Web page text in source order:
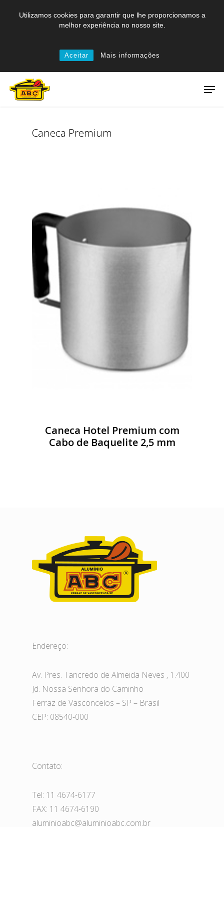
Utilizamos cookies para garantir que lhe proporcionamos a
melhor experiência no nosso site.
Aceitar Mais informações
Caneca Premium
Caneca Hotel Premium com
Cabo de Baquelite 2,5 mm
Endereço:
Av. Pres. Tancredo de Almeida Neves , 1.400
Jd. Nossa Senhora do Caminho
Ferraz de Vasconcelos – SP – Brasil
CEP: 08540-000
Contato:
Tel: 11 4674-6177
FAX: 11 4674-6190
aluminioabc@aluminioabc.com.br